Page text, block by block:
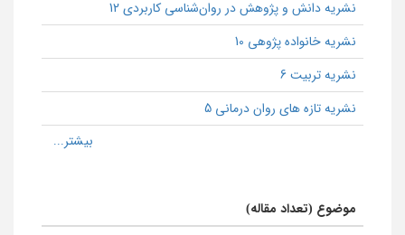
نشریه دانش و پژوهش در روان‌شناسی کاربردی 12
نشریه خانواده پژوهی 10
نشریه تربیت 6
نشریه تازه های روان درمانی 5
موضوع (تعداد مقاله)